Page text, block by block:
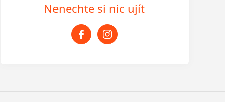
Nenechte si nic ujít